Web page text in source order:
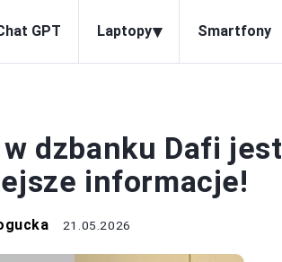
GPT Laptopy▾ Smartfony
dzbanku Dafi jest
informacje!
21.05.2026